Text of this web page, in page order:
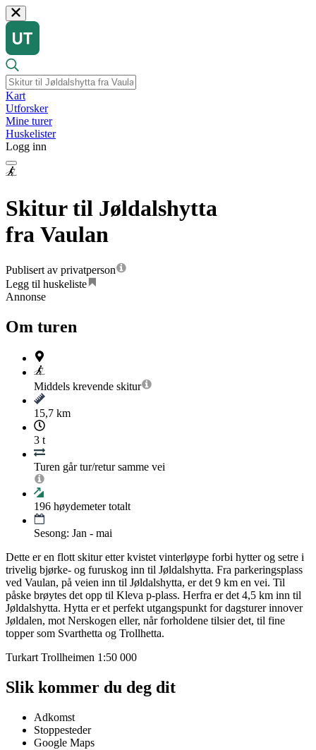
Kart
Utforsker
Mine turer
Huskelister
Logg inn
Skitur til Jøldalshytta
fra Vaulan
Publisert av privatperson
Legg til huskeliste
Annonse
Om turen
Middels krevende skitur
15,7 km
3 t
Turen går tur/retur samme vei
196 høydemeter totalt
Sesong: Jan - mai
Dette er en flott skitur etter kvistet vinterløype forbi hytter og setre i
trivelig bjørke- og furuskog inn til Jøldalshytta. Fra parkeringsplass
ved Vaulan, på veien inn til Jøldalshytta, er det 9 km en vei. Til
påske brøytes det opp til Kleva p-plass. Herfra er det 4,5 km inn til
Jøldalshytta. Hytta er et perfekt utgangspunkt for dagsturer innover
Jøldalen, mot Nerskogen eller, når forholdene tilsier det, til fine
topper som Svarthetta og Trollhetta.
Turkart Trollheimen 1:50 000
Slik kommer du deg dit
Adkomst
Stoppesteder
Google Maps